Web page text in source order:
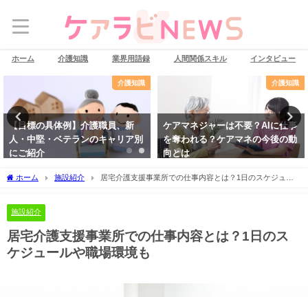
ホーム 介護知識 業界用語録 人間関係スキル インタビュー
介護知識
【目標の具体例】介護職員、新
人・中堅・ベテランのキャリア別
にご紹介
介護知識
ケアマネジャーは不要？AIに仕事
を奪われる？ケアマネの今後の動
向とは
ホーム 施設紹介
居宅介護支援事業所での仕事内容とは？1日のスケジュー
施設紹介
居宅介護支援事業所での仕事内容とは？1日のス
ケジュールや職場環境も